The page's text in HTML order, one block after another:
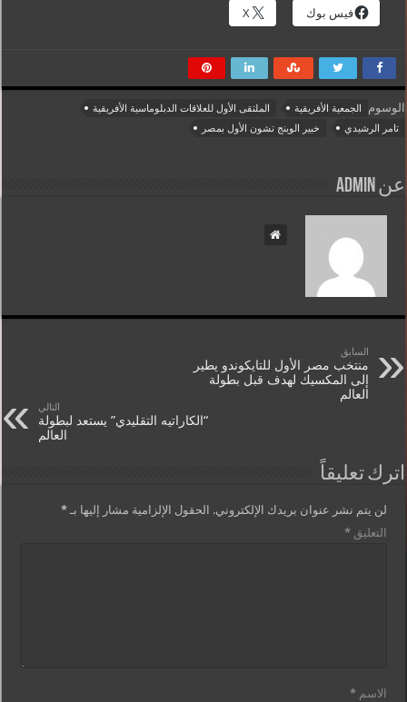
فيس بوك X
الوسوم الجمعية الأفريقية
الملتقى الأول للعلاقات الدبلوماسية الأفريقية
تامر الرشيدي
خبير الوينج تشون الأول بمصر
عن admin
السابق
منتخب مصر الأول للتايكوندو يطير
إلى المكسيك لهدف قبل بطولة
العالم
التالي
“الكاراتيه التقليدي” يستعد لبطولة
العالم
اترك تعليقاً
لن يتم نشر عنوان بريدك الإلكتروني. الحقول الإلزامية مشار إليها بـ*
التعليق*
الاسم*